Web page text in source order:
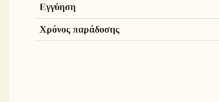
Εγγύηση
Χρόνος παράδοσης